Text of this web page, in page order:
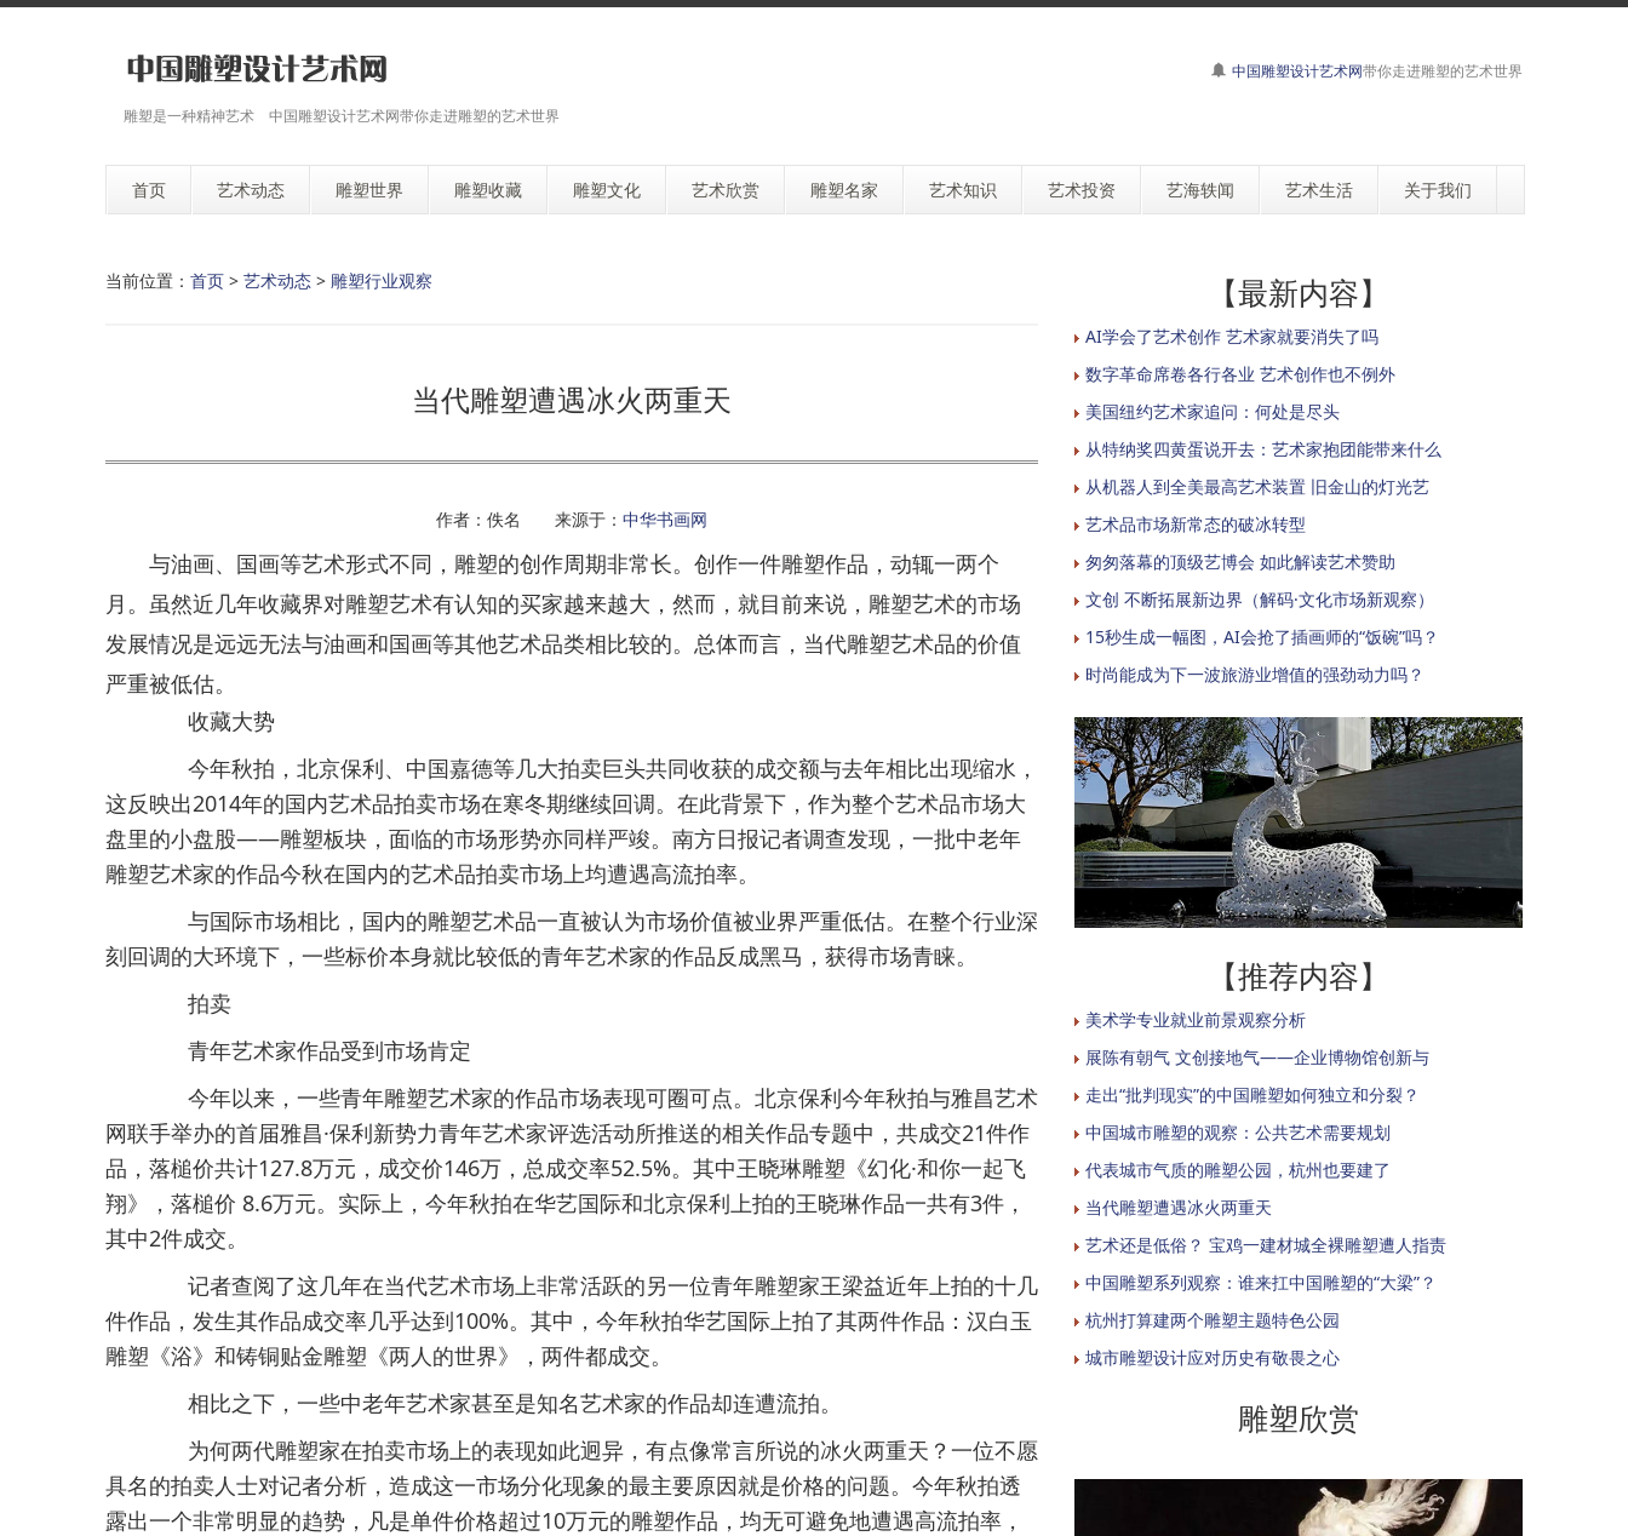
雕塑是一种精神艺术 中国雕塑设计艺术网带你走进雕塑的艺术世界
中国雕塑设计艺术网带你走进雕塑的艺术世界
首页 艺术动态 雕塑世界 雕塑收藏 雕塑文化 艺术欣赏 雕塑名家 艺术知识 艺术投资 艺海轶闻 艺术生活 关于我们
当前位置： 首页 > 艺术动态 > 雕塑行业观察
当代雕塑遭遇冰火两重天
作者：佚名 来源于： 中华书画网
与油画、国画等艺术形式不同，雕塑的创作周期非常长。创作一件雕塑作品，动辄一两个
月。虽然近几年收藏界对雕塑艺术有认知的买家越来越大，然而，就目前来说，雕塑艺术的市场
发展情况是远远无法与油画和国画等其他艺术品类相比较的。总体而言，当代雕塑艺术品的价值
严重被低估。
收藏大势
今年秋拍，北京保利、中国嘉德等几大拍卖巨头共同收获的成交额与去年相比出现缩水，
这反映出2014年的国内艺术品拍卖市场在寒冬期继续回调。在此背景下，作为整个艺术品市场大
盘里的小盘股——雕塑板块，面临的市场形势亦同样严竣。南方日报记者调查发现，一批中老年
雕塑艺术家的作品今秋在国内的艺术品拍卖市场上均遭遇高流拍率。
与国际市场相比，国内的雕塑艺术品一直被认为市场价值被业界严重低估。在整个行业深
刻回调的大环境下，一些标价本身就比较低的青年艺术家的作品反成黑马，获得市场青睐。
拍卖
青年艺术家作品受到市场肯定
今年以来，一些青年雕塑艺术家的作品市场表现可圈可点。北京保利今年秋拍与雅昌艺术
网联手举办的首届雅昌·保利新势力青年艺术家评选活动所推送的相关作品专题中，共成交21件作
品，落槌价共计127.8万元，成交价146万，总成交率52.5%。其中王晓琳雕塑《幻化·和你一起飞
翔》，落槌价 8.6万元。实际上，今年秋拍在华艺国际和北京保利上拍的王晓琳作品一共有3件，
其中2件成交。
记者查阅了这几年在当代艺术市场上非常活跃的另一位青年雕塑家王梁益近年上拍的十几
件作品，发生其作品成交率几乎达到100%。其中，今年秋拍华艺国际上拍了其两件作品：汉白玉
雕塑《浴》和铸铜贴金雕塑《两人的世界》，两件都成交。
相比之下，一些中老年艺术家甚至是知名艺术家的作品却连遭流拍。
为何两代雕塑家在拍卖市场上的表现如此迥异，有点像常言所说的冰火两重天？一位不愿
具名的拍卖人士对记者分析，造成这一市场分化现象的最主要原因就是价格的问题。今年秋拍透
露出一个非常明显的趋势，凡是单件价格超过10万元的雕塑作品，均无可避免地遭遇高流拍率，
【最新内容】
AI学会了艺术创作 艺术家就要消失了吗
数字革命席卷各行各业 艺术创作也不例外
美国纽约艺术家追问：何处是尽头
从特纳奖四黄蛋说开去：艺术家抱团能带来什么
从机器人到全美最高艺术装置 旧金山的灯光艺
艺术品市场新常态的破冰转型
匆匆落幕的顶级艺博会 如此解读艺术赞助
文创 不断拓展新边界（解码·文化市场新观察）
15秒生成一幅图，AI会抢了插画师的“饭碗”吗？
时尚能成为下一波旅游业增值的强劲动力吗？
【推荐内容】
美术学专业就业前景观察分析
展陈有朝气 文创接地气——企业博物馆创新与
走出“批判现实”的中国雕塑如何独立和分裂？
中国城市雕塑的观察：公共艺术需要规划
代表城市气质的雕塑公园，杭州也要建了
当代雕塑遭遇冰火两重天
艺术还是低俗？ 宝鸡一建材城全裸雕塑遭人指责
中国雕塑系列观察：谁来扛中国雕塑的“大梁”？
杭州打算建两个雕塑主题特色公园
城市雕塑设计应对历史有敬畏之心
雕塑欣赏